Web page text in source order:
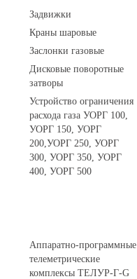
Задвижки
Краны шаровые
Заслонки газовые
Дисковые поворотные
затворы
Устройство ограничения
расхода газа УОРГ 100,
УОРГ 150, УОРГ
200,УОРГ 250, УОРГ
300, УОРГ 350, УОРГ
400, УОРГ 500
Аппаратно-программные
телеметрические
комплексы ТЕЛУР-Г-G